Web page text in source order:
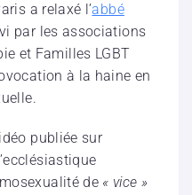
a relaxé l’abbé
par les associations
et Familles LGBT
à la haine en
publiée sur
de « vice »